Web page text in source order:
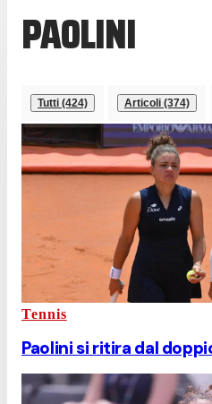
PAOLINI
Tutti (424) Articoli (374)
Tennis
Paolini si ritira dal